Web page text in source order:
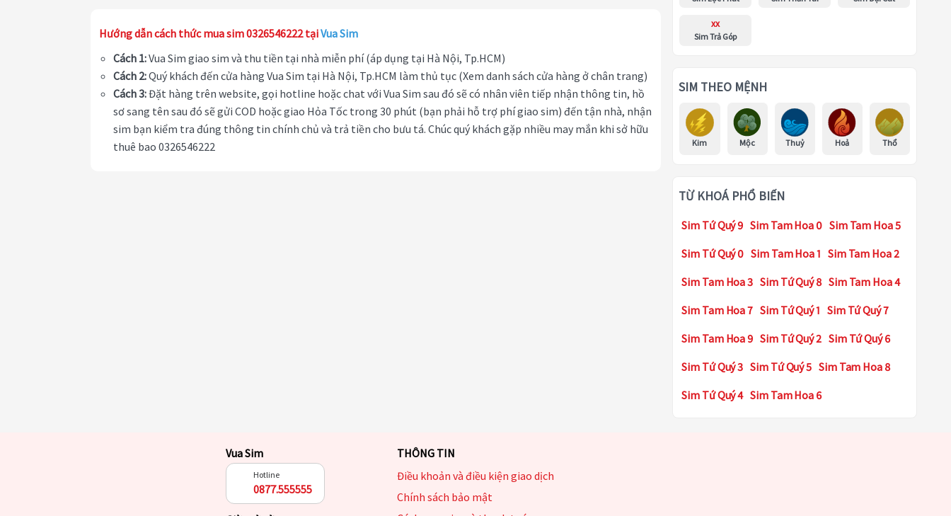
Hướng dẫn cách thức mua sim 0326546222 tạiVua Sim
Cách 1:Vua Sim giao sim và thu tiền tại nhà miễn phí (áp dụng tại Hà Nội, Tp.HCM)
Cách 2:Quý khách đến cửa hàng Vua Sim tại Hà Nội, Tp.HCM làm thủ tục (Xem danh sách cửa hàng ở chân trang)
Cách 3:Đặt hàng trên website, gọi hotline hoặc chat với Vua Sim sau đó sẽ có nhân viên tiếp nhận thông tin, hồ
sơ sang tên sau đó sẽ gửi COD hoặc giao Hỏa Tốc trong 30 phút (bạn phải hỗ trợ phí giao sim) đến tận nhà, nhận
sim bạn kiểm tra đúng thông tin chính chủ và trả tiền cho bưu tá. Chúc quý khách gặp nhiều may mắn khi sở hữu
thuê bao 0326546222
xx
Sim Trả Góp
SIM THEO MỆNH
Kim Mộc Thuỷ Hoả Thổ
TỪ KHOÁ PHỔ BIẾN
Sim Tứ Quý 9 Sim Tam Hoa 0 Sim Tam Hoa 5
Sim Tứ Quý 0 Sim Tam Hoa 1 Sim Tam Hoa 2
Sim Tam Hoa 3 Sim Tứ Quý 8 Sim Tam Hoa 4
Sim Tam Hoa 7 Sim Tứ Quý 1 Sim Tứ Quý 7
Sim Tam Hoa 9 Sim Tứ Quý 2 Sim Tứ Quý 6
Sim Tứ Quý 3 Sim Tứ Quý 5 Sim Tam Hoa 8
Sim Tứ Quý 4 Sim Tam Hoa 6
Vua Sim
Hotline
0877.555555
THÔNG TIN
Điều khoản và điều kiện giao dịch
Chính sách bảo mật